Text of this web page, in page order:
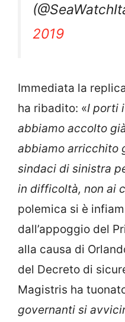
2019
Immediata la
ha ribadito: «I porti
abbiamo accolto
abbiamo arricchito
sindaci di sinistra
in difficoltà, non ai
polemica si è
dall’appoggio del
alla causa di
del Decreto di
Magistris ha
governanti si